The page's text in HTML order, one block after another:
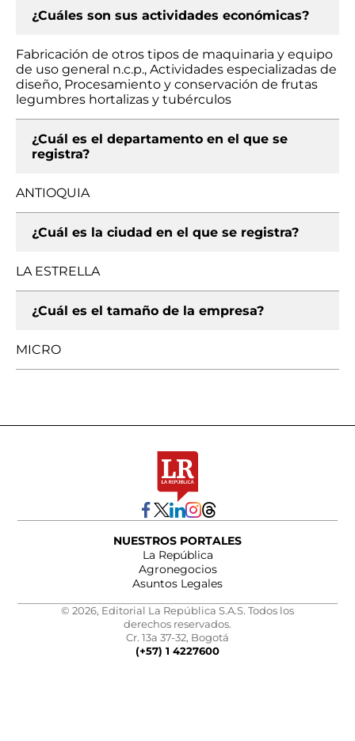
¿Cuáles son sus actividades económicas?
Fabricación de otros tipos de maquinaria y equipo
de uso general n.c.p., Actividades especializadas de
diseño, Procesamiento y conservación de frutas
legumbres hortalizas y tubérculos
¿Cuál es el departamento en el que se
registra?
ANTIOQUIA
¿Cuál es la ciudad en el que se registra?
LA ESTRELLA
¿Cuál es el tamaño de la empresa?
MICRO
NUESTROS PORTALES
La República
Agronegocios
Asuntos Legales
© 2026, Editorial La República S.A.S. Todos los
derechos reservados.
Cr. 13a 37-32, Bogotá
(+57) 1 4227600